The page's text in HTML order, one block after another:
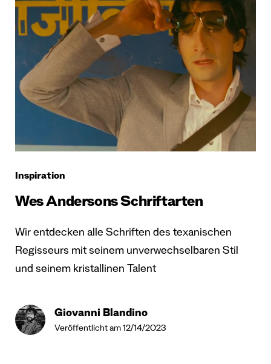
Inspiration
Wes Andersons Schriftarten
Wir entdecken alle Schriften des texanischen
Regisseurs mit seinem unverwechselbaren Stil
und seinem kristallinen Talent
Giovanni Blandino
Veröffentlicht am 12/14/2023